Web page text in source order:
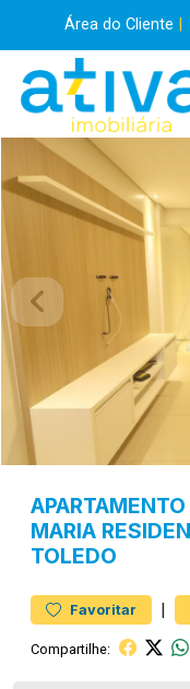
Área do Cliente
APARTAMENTO
MARIA
TOLEDO
Favoritar |
Compartilhe: